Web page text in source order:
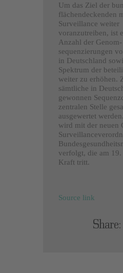
Um das Ziel der
flächendeckenden
Surveillance weiter
voranzutreiben, ist
Anzahl der Genom­
sequenzierungen
in Deutschland
Spektrum der
weiter zu erhöhen.
sämtliche in
gewonnen
zentralen Stelle
ausgewertet
wird mit der neuen
verfolgt, die am 19.
Kraft tritt.
Source link
Share: